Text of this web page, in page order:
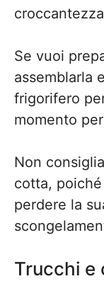
Se vuoi
assemblarla
frigorifero
momento
Non
cotta,
perdere la
Trucchi e